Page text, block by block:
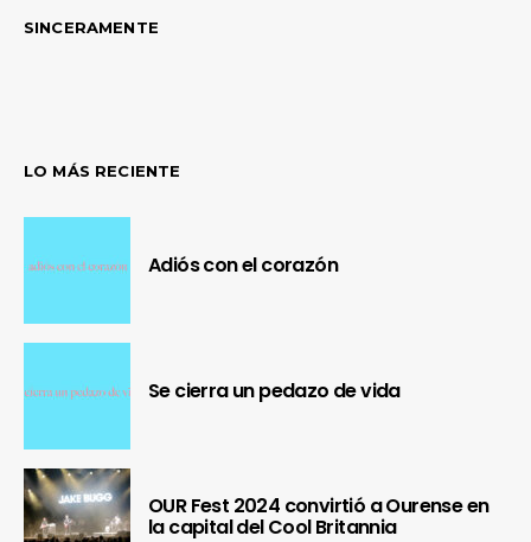
SINCERAMENTE
LO MÁS RECIENTE
Adiós con el corazón
Se cierra un pedazo de vida
OUR Fest 2024 convirtió a Ourense en
la capital del Cool Britannia